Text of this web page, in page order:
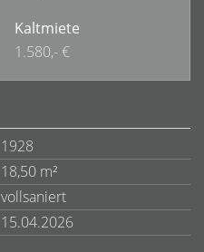
Kaltmiete
1.580,- €
1928
18,50 m²
vollsaniert
15.04.2026